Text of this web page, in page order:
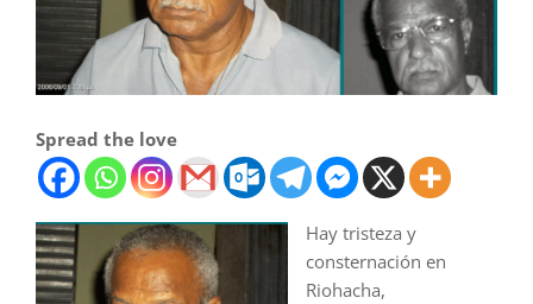
Spread the love
Hay tristeza y
consternación en
Riohacha,